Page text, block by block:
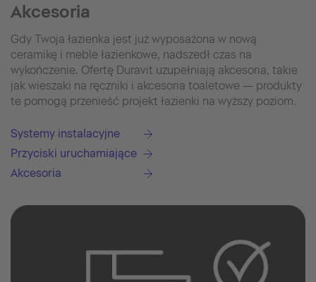
Akcesoria
Gdy Twoja łazienka jest już wyposażona w nową
ceramikę i meble łazienkowe, nadszedł czas na
wykończenie. Ofertę Duravit uzupełniają akcesoria, takie
jak wieszaki na ręczniki i akcesoria toaletowe — produkty
te pomogą przenieść projekt łazienki na wyższy poziom.
Systemy instalacyjne
Przyciski uruchamiające
Akcesoria